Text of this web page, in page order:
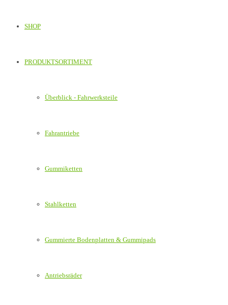
SHOP
PRODUKTSORTIMENT
Überblick - Fahrwerksteile
Fahrantriebe
Gummiketten
Stahlketten
Gummierte Bodenplatten & Gummipads
Antriebsräder